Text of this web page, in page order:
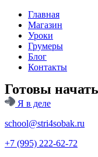
Главная
Магазин
Уроки
Грумеры
Блог
Контакты
Готовы
Я в деле
school@stri4sobak.ru
+7 (995) 222-62-72